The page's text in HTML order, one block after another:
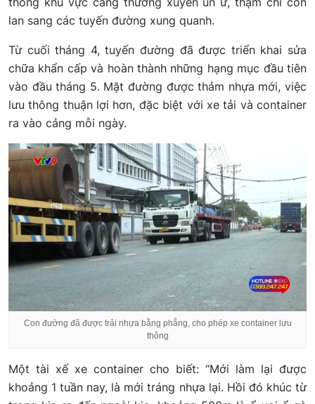
lan sang các tuyến đường xung quanh.
Từ cuối tháng 4, tuyến đường đã được triển khai sửa
chữa khẩn cấp và hoàn thành những hạng mục đầu tiên
vào đầu tháng 5. Mặt đường được thảm nhựa mới, việc
lưu thông thuận lợi hơn, đặc biệt với xe tải và container
ra vào cảng mỗi ngày.
Con đường đã được trải nhựa bằng phẳng, cho phép xe container lưu
thông
Một tài xế xe container cho biết: “Mới làm lại được
khoảng 1 tuần nay, là mới tráng nhựa lại. Hồi đó khúc từ